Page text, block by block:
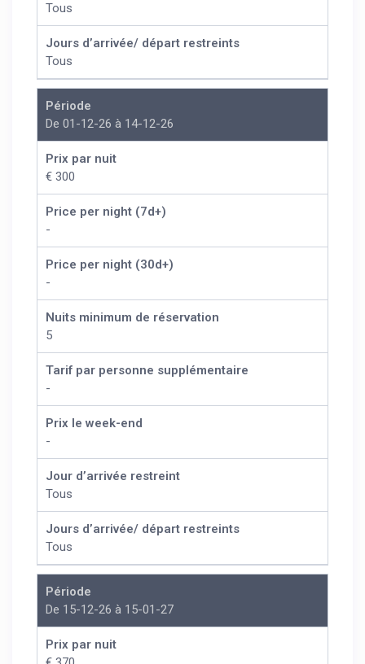
Tous
Jours d’arrivée/ départ restreints
Tous
Période
De 01-12-26 à 14-12-26
Prix par nuit
€ 300
Price per night (7d+)
-
Price per night (30d+)
-
Nuits minimum de réservation
5
Tarif par personne supplémentaire
-
Prix le week-end
-
Jour d’arrivée restreint
Tous
Jours d’arrivée/ départ restreints
Tous
Période
De 15-12-26 à 15-01-27
Prix par nuit